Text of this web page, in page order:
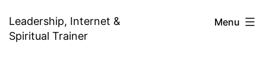
to
Leadership, Internet &
Spiritual Trainer
Menu